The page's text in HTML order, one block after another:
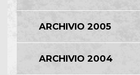
ARCHIVIO 2005
ARCHIVIO 2004